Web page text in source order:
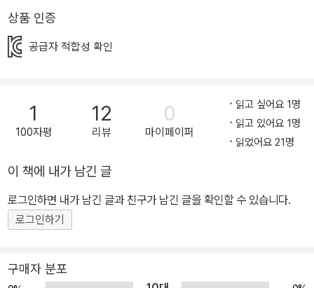
였지만 이제껏 한 번도 들어보지 못한 이상한 소리였으니까요. 올빼
미는 소리의 원인을 찾기 위해 온 집안을 샅샅이 뒤지기 시작합니다.
리에 올빼미는 불안함과 두려움으로 어쩔 줄 모릅니다. 하지만 낯선
상황에서 맞닥뜨린 두려움도 사실 그 실체와 마주하면, 피식 웃음이
날 정도로 아무것도 아닐 때가 있답니다. 올빼미와 함께 이상한 소리
의 비밀을 파헤쳐 볼까요? 깜깜한 밤에 찾아온 두려움과 마주하는 용
기가 필요해! 짙은 어둠이 깔린 밤이 오면, 시각이 가로막히는 대신 다
른 감각이 더욱 예민하게 살아납니다. 이런 어둠 속에서는 어른들이
라면 사소하게 지나칠 수 있는 작은 소리나 촉감이라도 아이들에게
아 그 실체를 확인할 수 없는 경우라면, 아이들은 더 큰 공포를 느끼게
됩니다. 《잘 자, 올빼미야!》는 우연히 들려온 이상한 소리의 실체를
상품 인증
공급자 적합성 확인
1
100자평
12
리뷰
0
마이페이퍼
읽고 싶어요 1명
읽고 있어요 1명
읽었어요 21명
이 책에 내가 남긴 글
로그인하면 내가 남긴 글과 친구가 남긴 글을 확인할 수 있습니다.
로그인하기
구매자 분포